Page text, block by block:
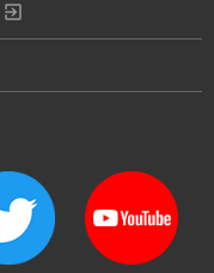
exit_to_app